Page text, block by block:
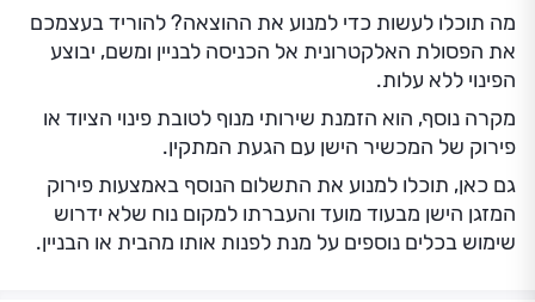
מה תוכלו לעשות כדי למנוע את ההוצאה? להוריד בעצמכם
את הפסולת האלקטרונית אל הכניסה לבניין ומשם, יבוצע
הפינוי ללא עלות.
מקרה נוסף, הוא הזמנת שירותי מנוף לטובת פינוי הציוד או
פירוק של המכשיר הישן עם הגעת המתקין.
גם כאן, תוכלו למנוע את התשלום הנוסף באמצעות פירוק
המזגן הישן מבעוד מועד והעברתו למקום נוח שלא ידרוש
שימוש בכלים נוספים על מנת לפנות אותו מהבית או הבניין.